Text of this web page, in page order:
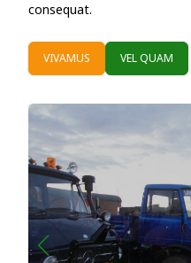
consequat.
VIVAMUS VEL QUAM